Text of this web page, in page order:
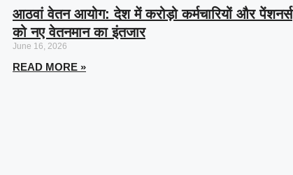
आठवां वेतन आयोग: देश में करोड़ो कर्मचारियों और पेंशनर्स
को नए वेतनमान का इंतजार
June 16, 2026
READ MORE »